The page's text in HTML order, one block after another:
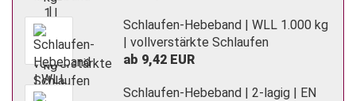
Schlaufen-Hebeband | WLL 1.000 kg
| vollverstärkte Schlaufen
ab 9,42 EUR
Schlaufen-Hebeband | 2-lagig | EN